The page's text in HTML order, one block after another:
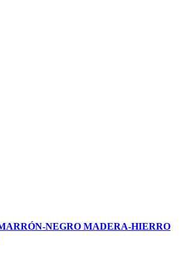
NEGRO MADERA-HIERRO